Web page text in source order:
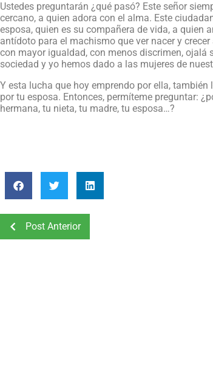
Ustedes preguntarán ¿qué pasó? Este señor
cercano, a quien adora con el alma. Este
esposa, quien es su compañera de vida, a quien
antídoto para el machismo que ver nacer y
con mayor igualdad, con menos discrimen,
sociedad y yo hemos dado a las mujeres de
Y esta lucha que hoy emprendo por ella,
por tu esposa. Entonces, permíteme preguntar:
hermana, tu nieta, tu madre, tu esposa…?
Post Anterior